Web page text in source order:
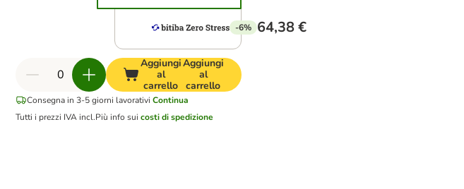
-6% 64,38 €
Aggiungi
al
carrello
Aggiungi
al
carrello
Consegna in 3-5 giorni lavorativi Continua
Tutti i prezzi IVA incl.Più info sui costi di spedizione